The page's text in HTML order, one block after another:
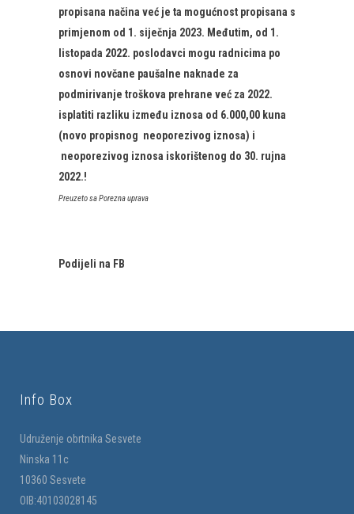
propisana načina već je ta mogućnost propisana s
primjenom od 1. siječnja 2023. Međutim, od 1.
listopada 2022. poslodavci mogu radnicima po
osnovi novčane paušalne naknade za
podmirivanje troškova prehrane već za 2022.
isplatiti razliku između iznosa od 6.000,00 kuna
(novo propisnog neoporezivog iznosa) i
neoporezivog iznosa iskorištenog do 30. rujna
2022.!​
​​Preuzeto sa Porezna uprava
Podijeli na FB
Info Box
Udruženje obrtnika Sesvete
Ninska 11c
10360 Sesvete
OIB:40103028145